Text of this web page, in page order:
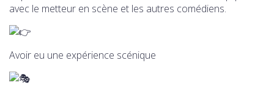
avec le metteur en scène et les autres comédiens.
Avoir eu une expérience scénique